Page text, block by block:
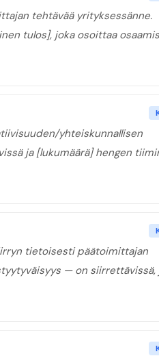
tehtävää yrityksessänne.
tulos], joka osoittaa
yhteiskunnallisen
ja [lukumäärä] hengen
tietoisesti päätoimittajan
— on siirrettävissä,